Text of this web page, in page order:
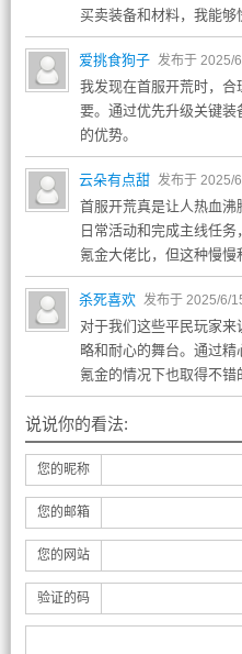
买卖装备和材料，我能够
爱挑食狗子 发布于 2025/
我发现在首服开荒时，
要。通过优先升级关键
的优势。
云朵有点甜 发布于 2025/
首服开荒真是让人热血
日常活动和完成主线任
氪金大佬比，但这种慢慢
杀死喜欢 发布于 2025/6/
对于我们这些平民玩家
略和耐心的舞台。通过
氪金的情况下也取得不错
说说你的看法:
您的昵称
您的邮箱
您的网站
验证的码